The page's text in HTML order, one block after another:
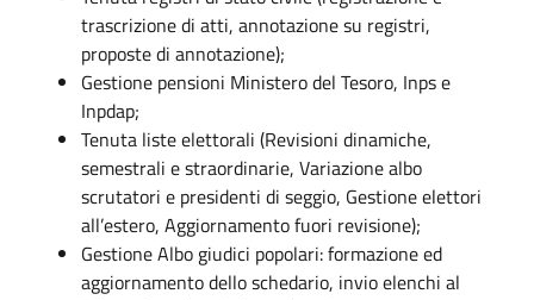
trascrizione di atti, annotazione su registri,
proposte di annotazione);
Gestione pensioni Ministero del Tesoro, Inps e
Inpdap;
Tenuta liste elettorali (Revisioni dinamiche,
semestrali e straordinarie, Variazione albo
scrutatori e presidenti di seggio, Gestione elettori
all’estero, Aggiornamento fuori revisione);
Gestione Albo giudici popolari: formazione ed
aggiornamento dello schedario, invio elenchi al